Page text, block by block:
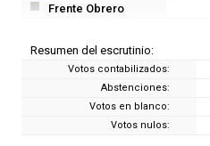
Frente Obrero
Resumen del escrutinio:
Votos contabilizados:
Abstenciones:
Votos en blanco:
Votos nulos: